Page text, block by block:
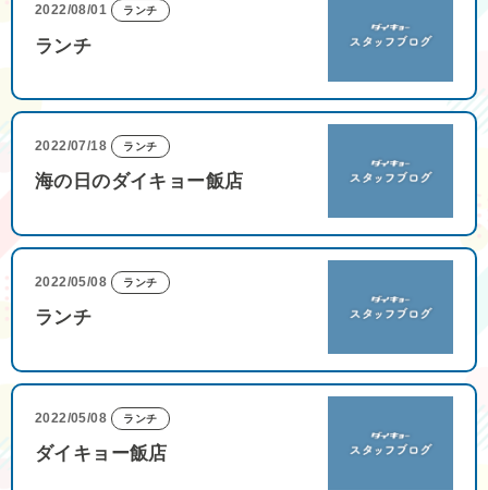
2022/08/01 ランチ
ランチ
2022/07/18 ランチ
海の日のダイキョー飯店
2022/05/08 ランチ
ランチ
2022/05/08 ランチ
ダイキョー飯店